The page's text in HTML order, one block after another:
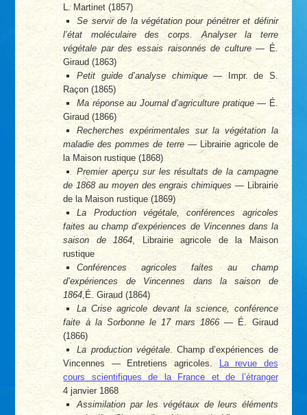
L. Martinet (1857)
Se servir de la végétation pour pénétrer et définir
l’état moléculaire des corps. Analyser la terre
végétale par des essais raisonnés de culture— É.
Giraud (1863)
Petit guide d’analyse chimique— Impr. de S.
Raçon (1865)
Ma réponse au Journal d’agriculture pratique— É.
Giraud (1866)
Recherches expérimentales sur la végétation la
maladie des pommes de terre— Librairie agricole de
la Maison rustique (1868)
Premier aperçu sur les résultats de la campagne
de 1868 au moyen des engrais chimiques — Librairie
de la Maison rustique (1869)
La Production végétale, conférences agricoles
faites au champ d’expériences de Vincennes dans la
saison de 1864, Librairie agricole de la Maison
rustique
Conférences agricoles faites au champ
d’expériences de Vincennes dans la saison de
1864,É. Giraud (1864)
La Crise agricole devant la science, conférence
faite à la Sorbonne le 17 mars 1866— É. Giraud
(1866)
La production végétale. Champ d’expériences de
Vincennes — Entretiens agricoles. La revue des
cours scientifiques de la France et de l’étranger
4 janvier 1868
Assimilation par les végétaux de leurs éléments